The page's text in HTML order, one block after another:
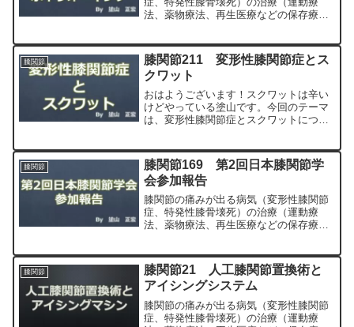
法、薬物療法、再生医療などの保存療
専門医（人工関節手術を専門）の塗山正
宏が色々と説明します。
膝関節
膝関節211 変形性膝関節症とス
クワット
おはようございます！スクワットは辛い
けどやっている塗山です。今回のテーマ
は、変形性膝関節症とスクワットについ
か？変形性膝関節症とスクワット｜正し
い方法と注意点を紹介こんに...
膝関節
膝関節169 第2回日本膝関節学
会参加報告
膝関節の痛みが出る病気（変形性膝関節
症、特発性膝骨壊死）の治療（運動療
法、薬物療法、再生医療などの保存療
専門医（人工関節手術を専門）の塗山正
宏が色々と説明します。
膝関節
膝関節21 人工膝関節置換術と
アイシングシステム
膝関節の痛みが出る病気（変形性膝関節
症、特発性膝骨壊死）の治療（運動療